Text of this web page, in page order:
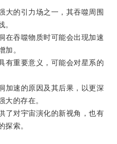
的引力场之一，其吞噬周围
。
吞噬物质时可能会出现加速
加。
重要意义，可能会对星系的
速的原因及其后果，以更深
大的存在。
对宇宙演化的新视角，也有
探索。